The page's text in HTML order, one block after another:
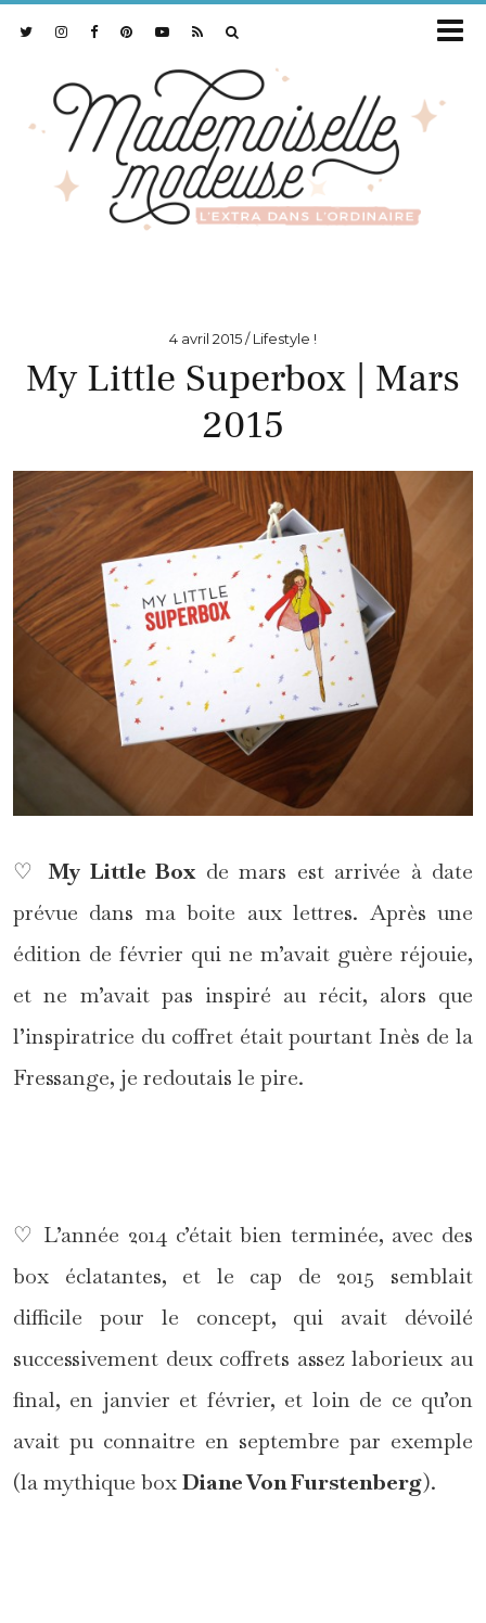
4 avril 2015 Lifestyle !
My Little Superbox | Mars
2015
♡ My Little Boxde mars est arrivée à date
prévue dans ma boite aux lettres. Après une
édition de février qui ne m’avait guère réjouie,
et ne m’avait pas inspiré au récit, alors que
l’inspiratrice du coffret était pourtant Inès de la
Fressange, je redoutais le pire.
♡ L’année 2014 c’était bien terminée, avec des
box éclatantes, et le cap de 2015 semblait
difficile pour le concept, qui avait dévoilé
successivement deux coffrets assez laborieux au
final, en janvier et février, et loin de ce qu’on
avait pu connaitre en septembre par exemple
(la mythique boxDiane Von Furstenberg).